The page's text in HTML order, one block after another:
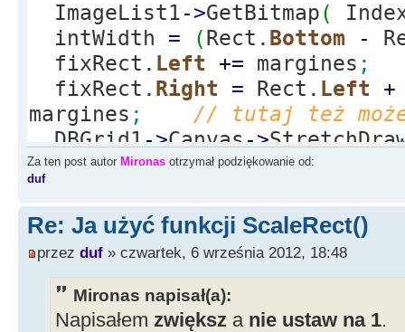
ImageList1->GetBitmap(
intWidth = (Rect. Bottom -
fixRect. Left += margines ;
fixRect. Right = Rect. Left +
margines ;
// tutaj też
DBGrid1 ->Canvas ->
);
Za ten post autor Mironas otrzymał podziękowanie od:
duf
Re: Ja użyć funkcji ScaleRect()
przez duf » czwartek, 6 września 2012, 18:48
Mironas napisał(a):
Napisałem zwiększ a nie ustaw na 1.